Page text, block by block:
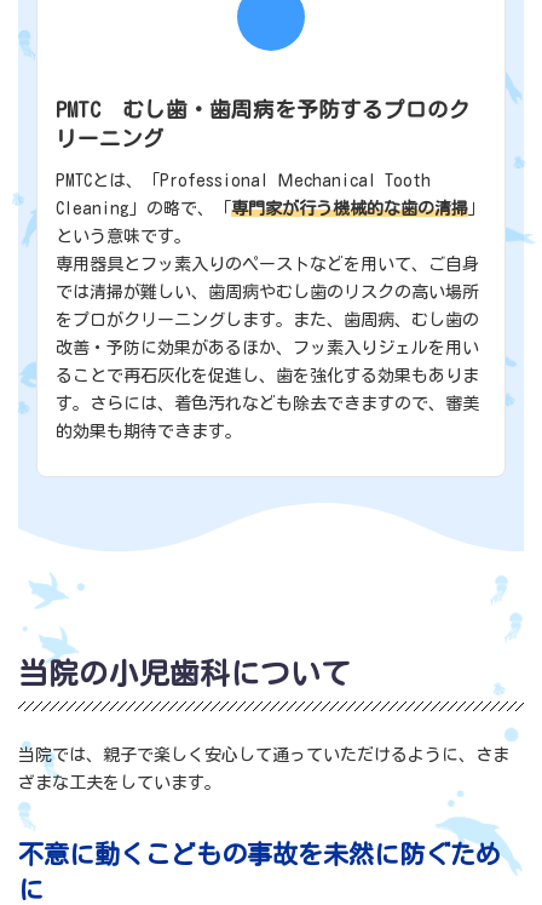
PMTC むし歯・歯周病を予防するプロのク
リーニング
PMTCとは、「Professional Ｍechanical Tooth
Cleaning」の略で、「 専門家が行う機械的な歯の清掃 」
という意味です。
専用器具とフッ素入りのペーストなどを用いて、ご自身
では清掃が難しい、歯周病やむし歯のリスクの高い場所
をプロがクリーニングします。また、歯周病、むし歯の
改善・予防に効果があるほか、フッ素入りジェルを用い
ることで再石灰化を促進し、歯を強化する効果もありま
す。さらには、着色汚れなども除去できますので、審美
的効果も期待できます。
当院の小児歯科について
当院では、親子で楽しく安心して通っていただけるように、さま
ざまな工夫をしています。
不意に動くこどもの事故を未然に防ぐため
に